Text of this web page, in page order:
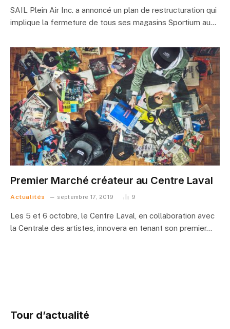
SAIL Plein Air Inc. a annoncé un plan de restructuration qui
implique la fermeture de tous ses magasins Sportium au…
Premier Marché créateur au Centre Laval
Actualités septembre 17, 2019 9
Les 5 et 6 octobre, le Centre Laval, en collaboration avec
la Centrale des artistes, innovera en tenant son premier…
Tour d’actualité